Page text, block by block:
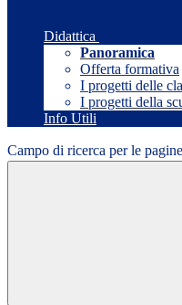
Didattica
Panoramica
Offerta formativa
I progetti delle
I progetti della
Info Utili
Campo di ricerca per le